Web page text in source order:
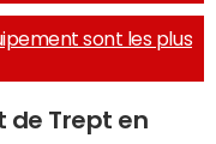
sont les plus
de Trept en